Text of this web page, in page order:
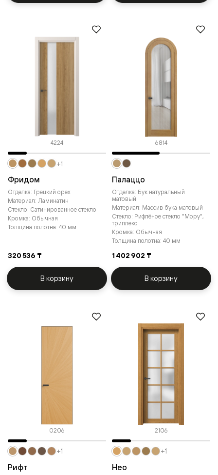
4224
Фридом
Отделка: Грецкий орех
Материал: Ламинатин
Стекло: Сатинированное стекло
Кромка: Обычная
Толщина полотна: 40 мм
320 536 ₸
+1
В корзину
6814
Палаццо
Отделка: Бук натуральный
матовый
Материал: Массив бука матовый
Стекло: Рифлёное стекло "Мору",
триплекс
Кромка: Обычная
Толщина полотна: 40 мм
1 402 902 ₸
В корзину
0206
Рифт
+1
2106
Нео
+1